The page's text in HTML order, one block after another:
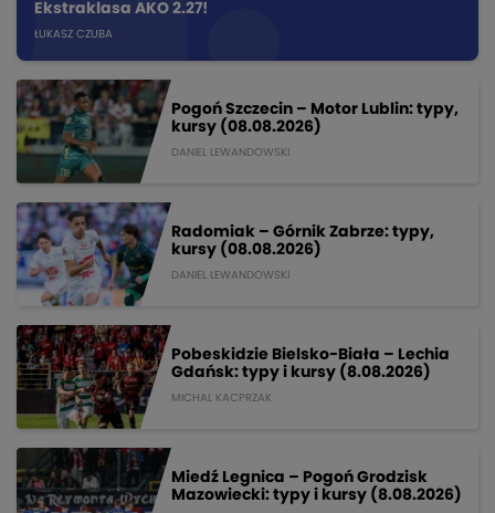
Ekstraklasa AKO 2.27!
ŁUKASZ CZUBA
Pogoń Szczecin – Motor Lublin: typy,
kursy (08.08.2026)
DANIEL LEWANDOWSKI
Radomiak – Górnik Zabrze: typy,
kursy (08.08.2026)
DANIEL LEWANDOWSKI
Pobeskidzie Bielsko-Biała – Lechia
Gdańsk: typy i kursy (8.08.2026)
MICHAL KACPRZAK
Miedź Legnica – Pogoń Grodzisk
Mazowiecki: typy i kursy (8.08.2026)